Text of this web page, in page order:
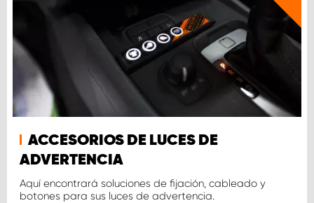
ACCESORIOS DE LUCES DE
ADVERTENCIA
Aquí encontrará soluciones de fijación, cableado y
botones para sus luces de advertencia.